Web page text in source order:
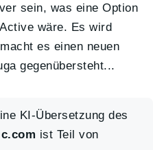
sein, was eine Option
wäre. Es wird
es einen neuen
gegenübersteht...
KI-Übersetzung des
ist Teil von